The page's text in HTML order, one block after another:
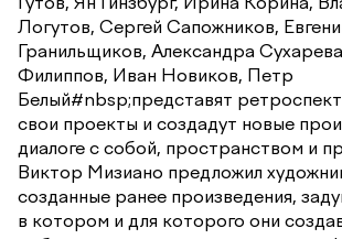
Логутов, Сергей Сапожников,
Гранильщиков, Александра
Филиппов, Иван Новиков, Петр
Белый#nbsp;представят
свои проекты и создадут новые
диалоге с собой, пространством и
Виктор Мизиано предложил
созданные ранее произведения,
в котором и для которого они